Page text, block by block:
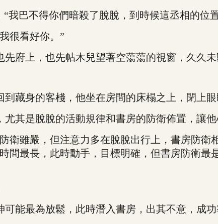
巴不得你們暗殺了脫脫，到時候這丞相的位
很看好你。”
上，也先帖木兒望著空蕩蕩的視窗，久久未
身的客棧，他坐在房間的床榻之上，閉上眼
是脫脫的活動規律和書房的防衛佈置，讓他
雖嚴，但注意力多在脫脫出行上，書房防衛
間最長，此時動手，目標明確，但書房防衛
最為放鬆，此時潛入書房，出其不意，成功